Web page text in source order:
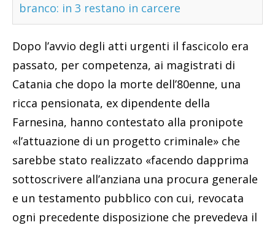
branco: in 3 restano in carcere
Dopo l’avvio degli atti urgenti il fascicolo era
passato, per competenza, ai magistrati di
Catania che dopo la morte dell’80enne, una
ricca pensionata, ex dipendente della
Farnesina, hanno contestato alla pronipote
«l’attuazione di un progetto criminale» che
sarebbe stato realizzato «facendo dapprima
sottoscrivere all’anziana una procura generale
e un testamento pubblico con cui, revocata
ogni precedente disposizione che prevedeva il